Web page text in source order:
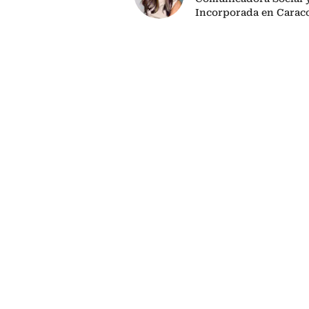
Incorporada en